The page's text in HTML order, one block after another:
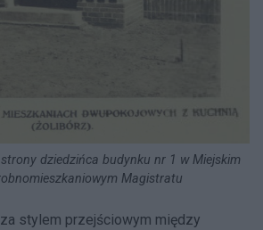
dziedzińca budynku nr 1 w Miejskim
Magistratu
stylem przejściowym między